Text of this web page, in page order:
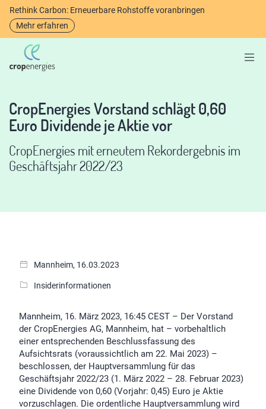
Rethink Carbon: Erneuerbare Rohstoffe voranbringen
Mehr erfahren
CropEnergies Vorstand schlägt 0,60
Euro Dividende je Aktie vor
CropEnergies mit erneutem Rekordergebnis im
Geschäftsjahr 2022/23
Mannheim, 16.03.2023
Insiderinformationen
Mannheim, 16. März 2023, 16:45 CEST – Der Vorstand
der CropEnergies AG, Mannheim, hat – vorbehaltlich
einer entsprechenden Beschlussfassung des
Aufsichtsrats (voraussichtlich am 22. Mai 2023) –
beschlossen, der Hauptversammlung für das
Geschäftsjahr 2022/23 (1. März 2022 – 28. Februar 2023)
eine Dividende von 0,60 (Vorjahr: 0,45) Euro je Aktie
vorzuschlagen. Die ordentliche Hauptversammlung wird